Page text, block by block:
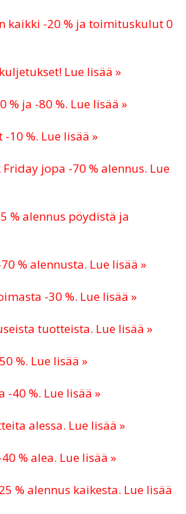
kaikki -20 % ja toimituskulut 0
Lue lisää »
% ja -80 %. Lue lisää »
10 %. Lue lisää »
Friday jopa -70 % alennus. Lue
% alennus pöydistä ja
70 % alennusta. Lue lisää »
-30 %. Lue lisää »
tuotteista. Lue lisää »
%. Lue lisää »
-40 %. Lue lisää »
alessa. Lue lisää »
40 % alea. Lue lisää »
% alennus kaikesta. Lue lisää